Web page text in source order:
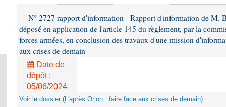
N° 2727 rapport d'information - Rapport d'information de M.
déposé en application de l'article 145 du règlement, par la
forces armées, en conclusion des travaux d'une mission
aux crises de demain
Date de
dépôt :
05/06/2024
Voir le dossier (L'après Orion : faire face aux crises de demain)